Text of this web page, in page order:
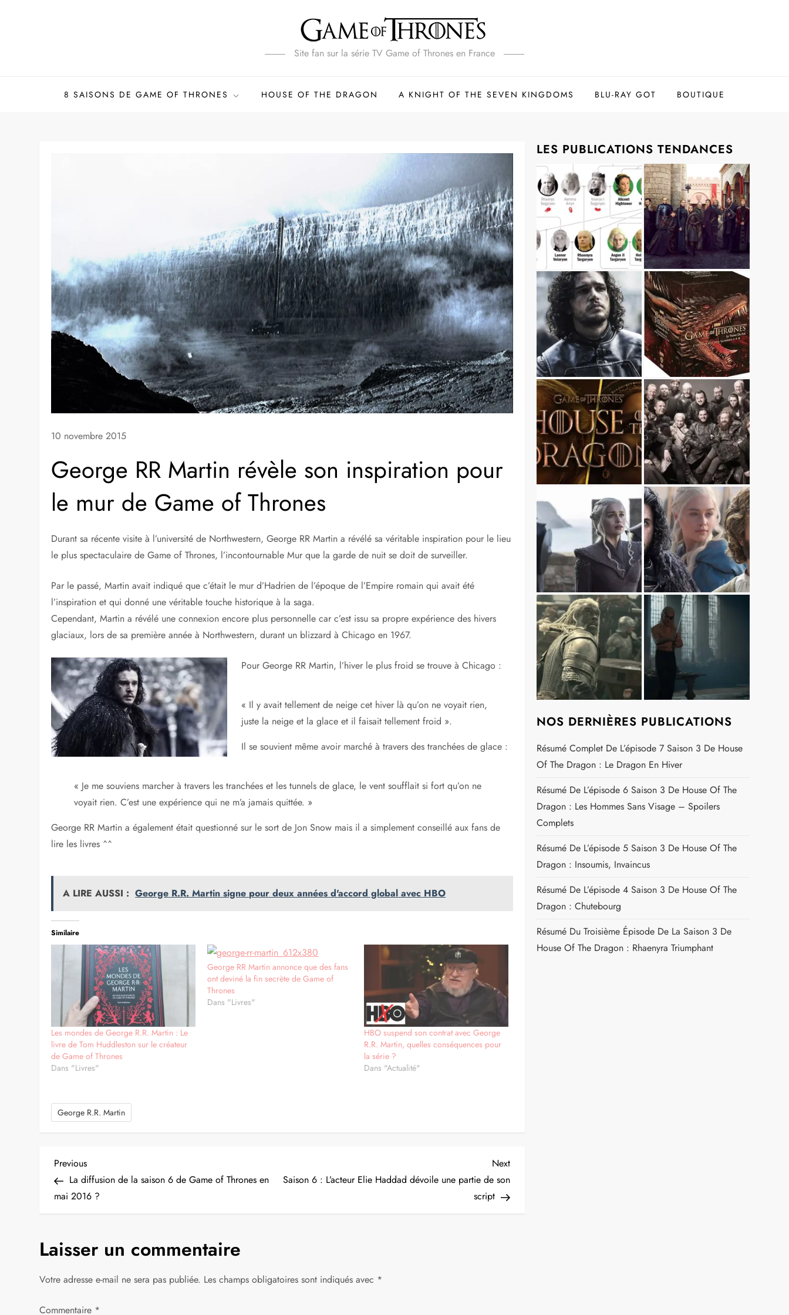
Site fan sur la série TV Game of Thrones en France
8 SAISONS DE GAME OF THRONES HOUSE OF THE DRAGON A KNIGHT OF THE SEVEN KINGDOMS BLU-RAY GOT BOUTIQUE
10 novembre 2015
George RR Martin révèle son inspiration pour
le mur de Game of Thrones
Durant sa récente visite à l’université de Northwestern, George RR Martin a révélé sa véritable inspiration pour le lieu
le plus spectaculaire de Game of Thrones, l’incontournable Mur que la garde de nuit se doit de surveiller.
Par le passé, Martin avait indiqué que c’était le mur d’Hadrien de l’époque de l’Empire romain qui avait été
l’inspiration et qui donné une véritable touche historique à la saga.
Cependant, Martin a révélé une connexion encore plus personnelle car c’est issu sa propre expérience des hivers
glaciaux, lors de sa première année à Northwestern, durant un blizzard à Chicago en 1967.
Pour George RR Martin, l’hiver le plus froid se trouve à Chicago :
« Il y avait tellement de neige cet hiver là qu’on ne voyait rien,
juste la neige et la glace et il faisait tellement froid ».
Il se souvient même avoir marché à travers des tranchées de glace :
« Je me souviens marcher à travers les tranchées et les tunnels de glace, le vent soufflait si fort qu’on ne
voyait rien. C’est une expérience qui ne m’a jamais quittée. »
George RR Martin a également était questionné sur le sort de Jon Snow mais il a simplement conseillé aux fans de
lire les livres ^^
A LIRE AUSSI : George R.R. Martin signe pour deux années d'accord global avec HBO
Similaire
Les mondes de George R.R. Martin : Le
livre de Tom Huddleston sur le créateur
de Game of Thrones
Dans "Livres"
George RR Martin annonce que des fans
ont deviné la fin secrète de Game of
Thrones
Dans "Livres"
HBO suspend son contrat avec George
R.R. Martin, quelles conséquences pour
la série ?
Dans "Actualité"
George R.R. Martin
N
a
i
g
a
Previous
Post
Previous
La diffusion de la saison 6 de Game of Thrones en
mai 2016 ?
Next
Post
Next
Saison 6 : L’acteur Elie Haddad dévoile une partie de son
script
Laisser un commentaire
Votre adresse e-mail ne sera pas publiée. Les champs obligatoires sont indiqués avec *
Commentaire *
LES PUBLICATIONS TENDANCES
NOS DERNIÈRES PUBLICATIONS
Résumé Complet De L’épisode 7 Saison 3 De House
Of The Dragon : Le Dragon En Hiver
Résumé De L’épisode 6 Saison 3 De House Of The
Dragon : Les Hommes Sans Visage – Spoilers
Complets
Résumé De L’épisode 5 Saison 3 De House Of The
Dragon : Insoumis, Invaincus
Résumé De L’épisode 4 Saison 3 De House Of The
Dragon : Chutebourg
Résumé Du Troisième Épisode De La Saison 3 De
House Of The Dragon : Rhaenyra Triumphant